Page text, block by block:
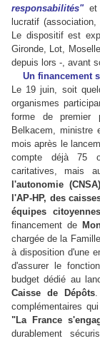
responsabilités"et
lucratif
Le dispositif est
Gironde, Lot,
depuis lors -, avant
Un financement
Le 19 juin, soit
organismes
forme de premier
Belkacem, ministre
mois après le
compte déjà 75
caritatives, mais
l'autonomie
l'AP-HP, des
équipes
financement de
chargée de la
à disposition d'une
d'assurer le
budget dédié au
Caisse de Dépôts
complémentaires
"La France
durablement